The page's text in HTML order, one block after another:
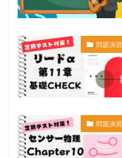
問題演習
問題演習